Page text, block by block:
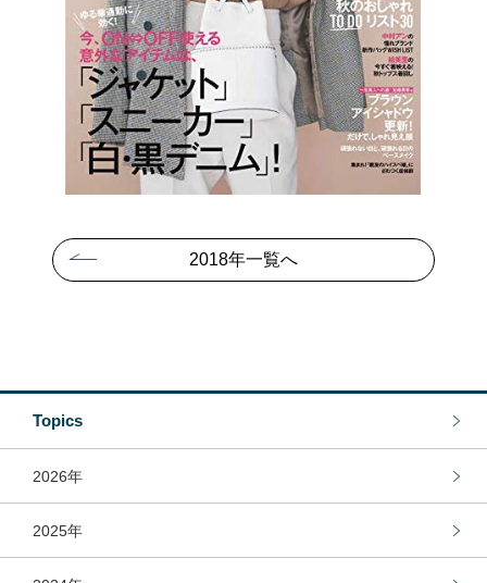
Materials
牛肉・ラム肉購買担当者向け
お役立ち資料
2018年一覧へ
Topics
2026年
2025年